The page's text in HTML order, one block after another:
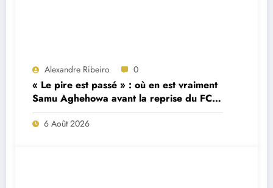
Alexandre Ribeiro 0
« Le pire est passé » : où en est vraiment
Samu Aghehowa avant la reprise du FC
Porto ?
6 Août 2026